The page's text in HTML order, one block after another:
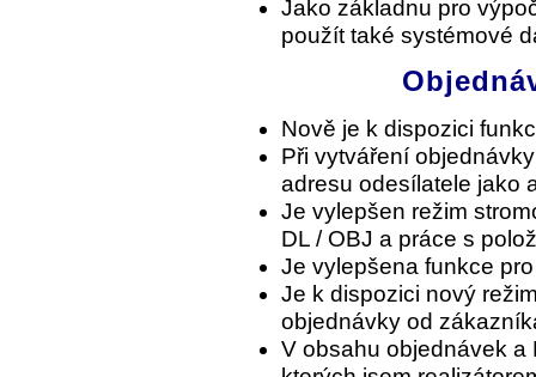
Jako základnu pro
použít také systémové
Nově je k dispozici
Při vytváření
adresu odesílatele jako
Je vylepšen režim
DL / OBJ a práce s
Je vylepšena funkce
Je k dispozici nový
objednávky od
V obsahu objednávek a